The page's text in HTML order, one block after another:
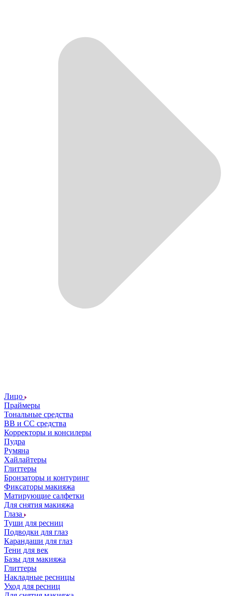
Лицо
Праймеры
Тональные средства
ВВ и СС средства
Корректоры и консилеры
Пудра
Румяна
Хайлайтеры
Глиттеры
Бронзаторы и контуринг
Фиксаторы макияжа
Матирующие салфетки
Для снятия макияжа
Глаза
Туши для ресниц
Подводки для глаз
Карандаши для глаз
Тени для век
Базы для макияжа
Глиттеры
Накладные ресницы
Уход для ресниц